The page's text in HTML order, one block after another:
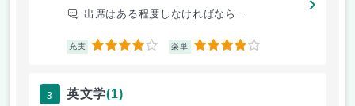
出席はある程度しなければなら...
充実 4 楽単 4
3 英文学(1)